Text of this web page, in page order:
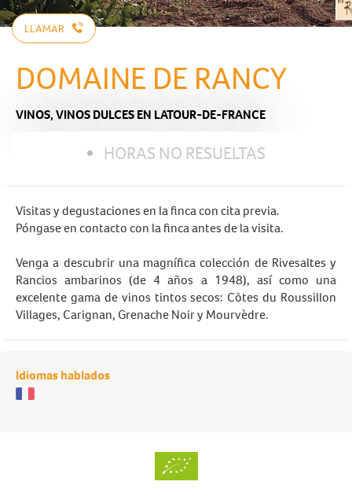
LLAMAR
DOMAINE DE RANCY
VINOS,VINOS DULCESEN LATOUR-DE-FRANCE
HORAS NO RESUELTAS
Visitas y degustaciones en la finca con cita previa.
Póngase en contacto con la finca antes de la visita.
Venga a descubrir una magnífica colección de Rivesaltes y
Rancios ambarinos (de 4 años a 1948), así como una
excelente gama de vinos tintos secos: Côtes du Roussillon
Villages, Carignan, Grenache Noir y Mourvèdre.
Idiomas hablados